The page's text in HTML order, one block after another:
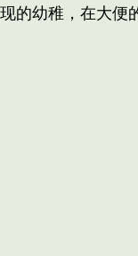
的幼稚，在大便